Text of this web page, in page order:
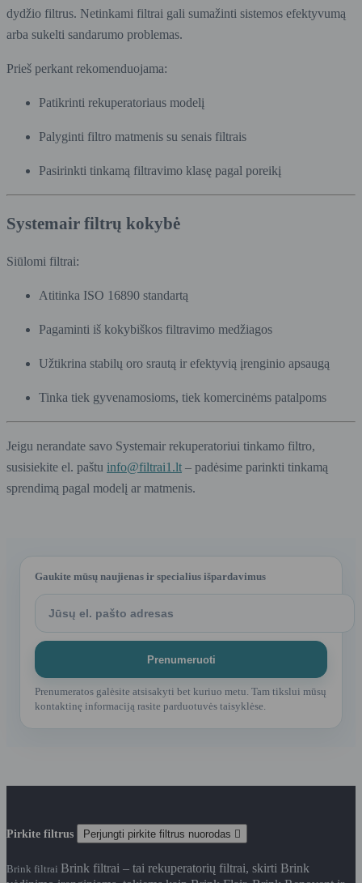
dydžio filtrus. Netinkami filtrai gali sumažinti sistemos efektyvumą
arba sukelti sandarumo problemas.
Prieš perkant rekomenduojama:
Patikrinti rekuperatoriaus modelį
Palyginti filtro matmenis su senais filtrais
Pasirinkti tinkamą filtravimo klasę pagal poreikį
Systemair filtrų kokybė
Siūlomi filtrai:
Atitinka ISO 16890 standartą
Pagaminti iš kokybiškos filtravimo medžiagos
Užtikrina stabilų oro srautą ir efektyvią įrenginio apsaugą
Tinka tiek gyvenamosioms, tiek komercinėms patalpoms
Jeigu nerandate savo Systemair rekuperatoriui tinkamo filtro,
susisiekite el. paštu info@filtrai1.lt – padėsime parinkti tinkamą
sprendimą pagal modelį ar matmenis.
Gaukite mūsų naujienas ir specialius išpardavimus
Prenumeratos galėsite atsisakyti bet kuriuo metu. Tam tikslui mūsų
kontaktinę informaciją rasite parduotuvės taisyklėse.
Pirkite filtrus Perjungti pirkite filtrus nuorodas 
Brink filtrai Brink filtrai – tai rekuperatorių filtrai, skirti Brink